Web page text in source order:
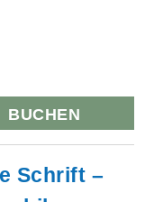
BUCHEN
Schrift –